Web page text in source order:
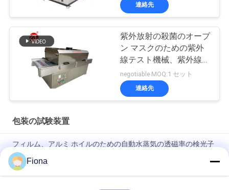
連絡先
紫外放射の殺菌のオーブ
ン マスクのための紫外
線テスト機械、紫外線滅
菌装置機械
negotiable MOQ:1 セット
連絡先
包装の試験装置
フィルム、アルミ ホイルのための自動水蒸気の透磁率の検光子
ASTM D642の段ボール箱のクラッシュの圧縮の抵抗力があるテ
スター
Fiona